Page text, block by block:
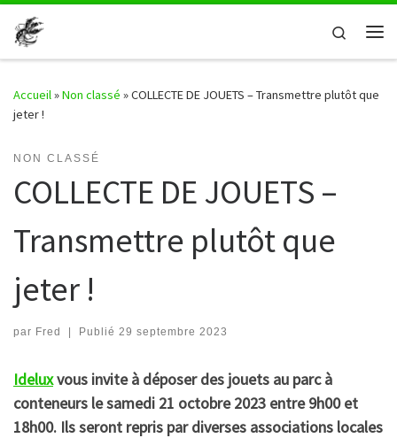
Passer au contenu
Search
Accueil»Non classé »COLLECTE DE JOUETS – Transmettre plutôt que
jeter !
NON CLASSÉ
COLLECTE DE JOUETS –
Transmettre plutôt que
jeter !
par Fred | Publié 29 septembre 2023
Ideluxvous invite à déposer des jouets au parc à
conteneurs le samedi 21 octobre 2023 entre 9h00 et
18h00. Ils seront repris par diverses associations locales